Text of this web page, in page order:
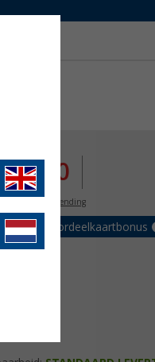
gratis verzending
met de voordeelkaartbonus